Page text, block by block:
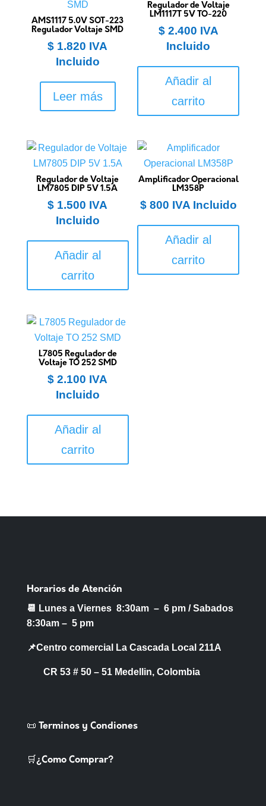
AMS1117 5.0V SOT-223
Regulador Voltaje SMD
$ 1.820 IVA
Incluido
Leer más
Regulador de Voltaje
LM1117T 5V TO-220
$2.400 IVA
Incluido
Añadir al
carrito
Regulador de Voltaje
LM7805 DIP 5V 1.5A
$ 1.500 IVA
Incluido
Añadir al
carrito
Amplificador Operacional
LM358P
$800 IVA Incluido
Añadir al
carrito
L7805 Regulador de
Voltaje TO 252 SMD
$ 2.100 IVA
Incluido
Añadir al
carrito
Horarios de Atención
📆 Lunes a Viernes 8:30am – 6 pm /Sabados
8:30am – 5 pm
📌Centro comercial La Cascada Local 211A
CR 53 # 50 – 51 Medellin, Colombia
📜 Terminos y Condiones
🛒¿Como Comprar?